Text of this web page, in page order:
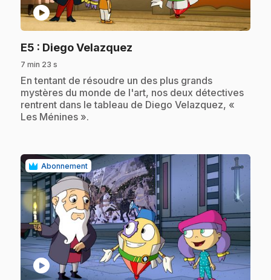
play_circle
E5 : Diego Velazquez
7 min 23 s
.En tentant de résoudre un des plus grands
mystères du monde de l'art, nos deux détectives
rentrent dans le tableau de Diego Velazquez, «
Les Ménines ».
Abonnement
play_circle